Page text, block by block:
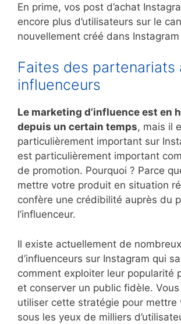
En prime, vos post d’achat
encore plus d’utilisateurs sur le
nouvellement créé dans Instagram
Faites des partenariats
influenceurs
Le marketing d’influence est en
depuis un certain temps, mais il
particulièrement important sur
est particulièrement important
de promotion. Pourquoi ? Parce
mettre votre produit en situation
confère une crédibilité auprès du
l’influenceur.
Il existe actuellement de nombreux
d’influenceurs sur Instagram qui
comment exploiter leur popularité
et conserver un public fidèle.
utiliser cette stratégie pour mettre
sous les yeux de milliers